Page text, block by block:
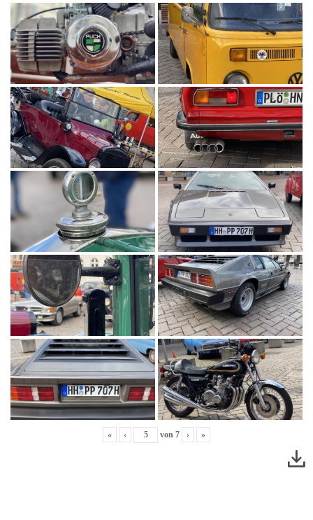
« ‹ von 7 › »